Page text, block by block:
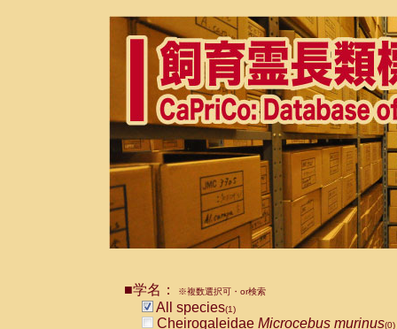
■学名： ※複数選択可・or検索
All species(1)
Cheirogaleidae Microcebus murinus(0)